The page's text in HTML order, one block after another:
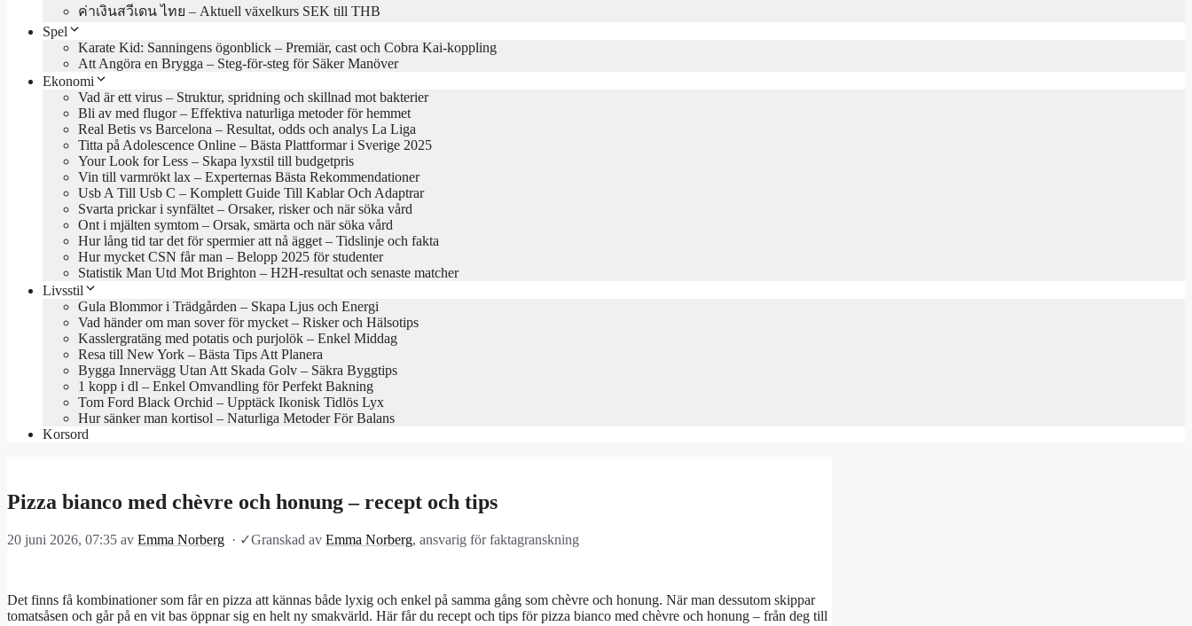
ค่าเงินสวีเดน ไทย – Aktuell växelkurs SEK till THB
Spel
Karate Kid: Sanningens ögonblick – Premiär, cast och Cobra Kai-koppling
Att Angöra en Brygga – Steg-för-steg för Säker Manöver
Ekonomi
Vad är ett virus – Struktur, spridning och skillnad mot bakterier
Bli av med flugor – Effektiva naturliga metoder för hemmet
Real Betis vs Barcelona – Resultat, odds och analys La Liga
Titta på Adolescence Online – Bästa Plattformar i Sverige 2025
Your Look for Less – Skapa lyxstil till budgetpris
Vin till varmrökt lax – Experternas Bästa Rekommendationer
Usb A Till Usb C – Komplett Guide Till Kablar Och Adaptrar
Svarta prickar i synfältet – Orsaker, risker och när söka vård
Ont i mjälten symtom – Orsak, smärta och när söka vård
Hur lång tid tar det för spermier att nå ägget – Tidslinje och fakta
Hur mycket CSN får man – Belopp 2025 för studenter
Statistik Man Utd Mot Brighton – H2H-resultat och senaste matcher
Livsstil
Gula Blommor i Trädgården – Skapa Ljus och Energi
Vad händer om man sover för mycket – Risker och Hälsotips
Kasslergratäng med potatis och purjolök – Enkel Middag
Resa till New York – Bästa Tips Att Planera
Bygga Innervägg Utan Att Skada Golv – Säkra Byggtips
1 kopp i dl – Enkel Omvandling för Perfekt Bakning
Tom Ford Black Orchid – Upptäck Ikonisk Tidlös Lyx
Hur sänker man kortisol – Naturliga Metoder För Balans
Korsord
Pizza bianco med chèvre och honung – recept och tips
20 juni 2026, 07:35 av Emma Norberg · ✓Granskad av Emma Norberg, ansvarig för faktagranskning
Det finns få kombinationer som får en pizza att kännas både lyxig och enkel på samma gång som chèvre och honung. När man dessutom skippar
tomatsåsen och går på en vit bas öppnar sig en helt ny smakvärld. Här får du recept och tips för pizza bianco med chèvre och honung – från deg till